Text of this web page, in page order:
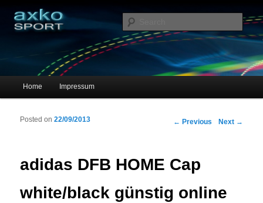
axko-sport – Sportschuhe online
Main menu
Skip to primary content
Skip to secondary content
Home Impressum
Post navigation
← Previous Next →
adidas DFB HOME Cap
white/black günstig online
Posted on22/09/2013